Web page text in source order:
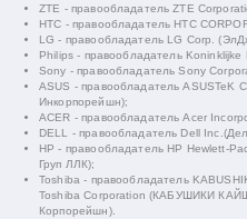
ZTE - правообладатель ZTE
HTC - правообладатель HTC
LG - правообладатель LG Corp.
Philips - правообладатель
Sony - правообладатель Sony
ASUS - правообладатель ASUSTeK
Инкорпорейшн);
ACER - правообладатель Acer
DELL - правообладатель Dell
HP - правообладатель HP Hewlett-
Груп ЛЛК);
Toshiba - правообладатель
Toshiba Corporation (КАБУШИКИ
Корпорейшн).